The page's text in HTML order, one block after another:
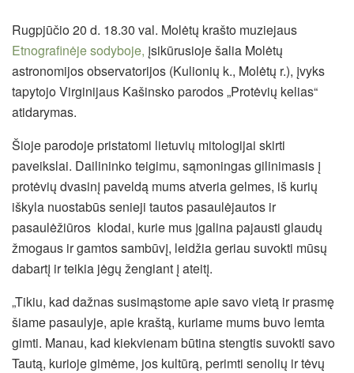
Rugpjūčio 20 d. 18.30 val. Molėtų krašto muziejaus
Etnografinėje sodyboje, įsikūrusioje šalia Molėtų
astronomijos observatorijos (Kulionių k., Molėtų r.), įvyks
tapytojo Virginijaus Kašinsko parodos „Protėvių kelias“
atidarymas.
Šioje parodoje pristatomi lietuvių mitologijai skirti
paveikslai. Dailininko teigimu, sąmoningas gilinimasis į
protėvių dvasinį paveldą mums atveria gelmes, iš kurių
iškyla nuostabūs senieji tautos pasaulėjautos ir
pasaulėžiūros klodai, kurie mus įgalina pajausti glaudų
žmogaus ir gamtos sambūvį, leidžia geriau suvokti mūsų
dabartį ir teikia jėgų žengiant į ateitį.
„Tikiu, kad dažnas susimąstome apie savo vietą ir prasmę
šiame pasaulyje, apie kraštą, kuriame mums buvo lemta
gimti. Manau, kad kiekvienam būtina stengtis suvokti savo
Tautą, kurioje gimėme, jos kultūrą, perimti senolių ir tėvų